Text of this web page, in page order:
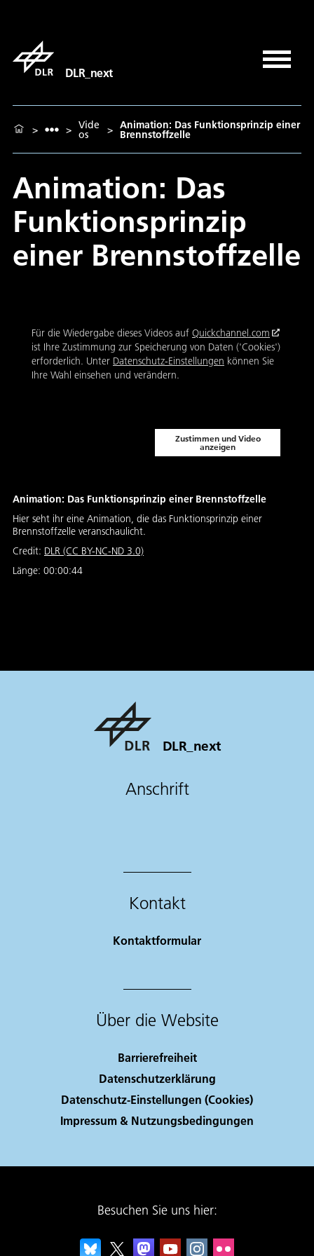
DLR_next
> > Vide
os > Animation: Das Funktionsprinzip einer
Brennstoffzelle
Animation: Das
Funktionsprinzip
einer Brennstoffzelle
Für die Wiedergabe dieses Videos auf Quickchannel.com
ist Ihre Zustimmung zur Speicherung von Daten ('Cookies')
erforderlich. Unter Datenschutz-Einstellungen können Sie
Ihre Wahl einsehen und verändern.
Zustimmen und Video
anzeigen
Animation: Das Funktionsprinzip einer Brennstoffzelle
Hier seht ihr eine Animation, die das Funktionsprinzip einer
Brennstoffzelle veranschaulicht.
Credit: DLR (CC BY-NC-ND 3.0)
Länge: 00:00:44
DLR_next
Anschrift
Kontakt
Kontaktformular
Über die Website
Barrierefreiheit
Datenschutzerklärung
Datenschutz-Einstellungen (Cookies)
Impressum & Nutzungsbedingungen
Besuchen Sie uns hier: